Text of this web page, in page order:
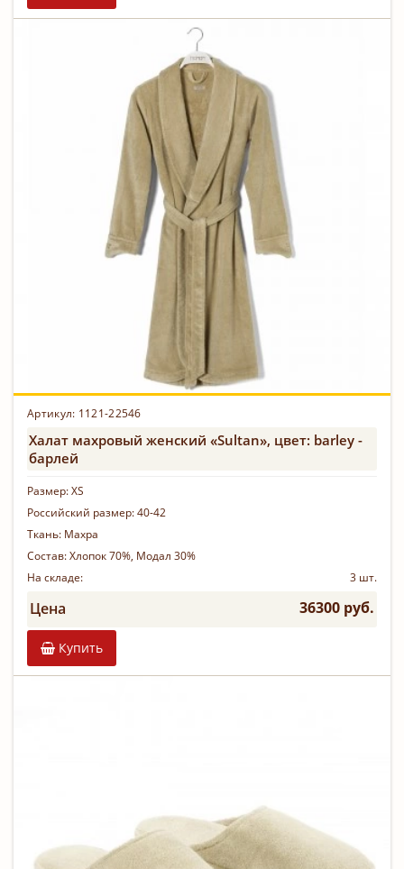
Артикул: 1121-22546
Халат махровый женский «Sultan», цвет: barley -
барлей
Размер:XS
Российский размер:40-42
Ткань: Махра
Состав:Хлопок 70%, Модал 30%
На складе:
3 шт.
Цена 36300 руб.
Купить